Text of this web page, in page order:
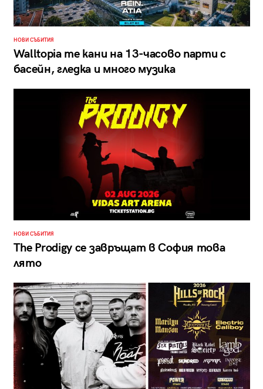
НОВИ СЪБИТИЯ
Walltopia те кани на 13-часово парти с
басейн, гледка и много музика
НОВИ СЪБИТИЯ
The Prodigy се завръщат в София това
лято